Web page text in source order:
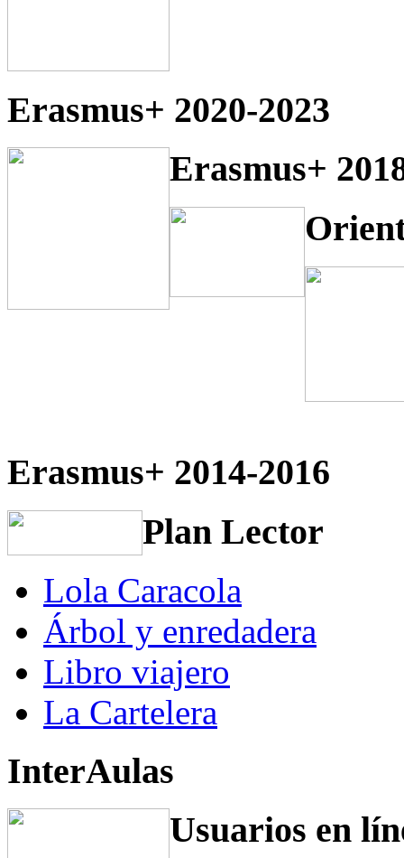
Erasmus+ 2020-2023
Erasmus+
Erasmus+ 2014-2016
Plan Lector
Lola Caracola
Árbol y enredadera
Libro viajero
La Cartelera
InterAulas
Usuarios en